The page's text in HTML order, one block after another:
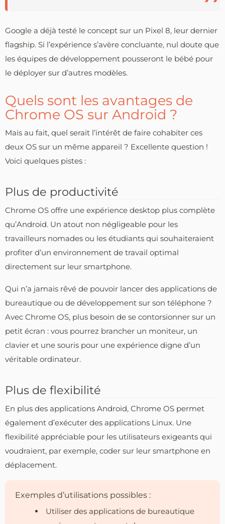
Google a déjà testé le concept sur un Pixel 8, leur dernier
flagship. Si l’expérience s’avère concluante, nul doute que
les équipes de développement pousseront le bébé pour
le déployer sur d’autres modèles.
Quels sont les avantages de
Chrome OS sur Android ?
Mais au fait, quel serait l’intérêt de faire cohabiter ces
deux OS sur un même appareil ? Excellente question !
Voici quelques pistes :
Plus de productivité
Chrome OS offre une expérience desktop plus complète
qu’Android. Un atout non négligeable pour les
travailleurs nomades ou les étudiants qui souhaiteraient
profiter d’un environnement de travail optimal
directement sur leur smartphone.
Qui n’a jamais rêvé de pouvoir lancer des applications de
bureautique ou de développement sur son téléphone ?
Avec Chrome OS, plus besoin de se contorsionner sur un
petit écran : vous pourrez brancher un moniteur, un
clavier et une souris pour une expérience digne d’un
véritable ordinateur.
Plus de flexibilité
En plus des applications Android, Chrome OS permet
également d’exécuter des applications Linux. Une
flexibilité appréciable pour les utilisateurs exigeants qui
voudraient, par exemple, coder sur leur smartphone en
déplacement.
Exemples d’utilisations possibles :
Utiliser des applications de bureautique